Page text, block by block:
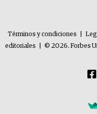
Términos y condiciones
editoriales
© 2026. Forbes